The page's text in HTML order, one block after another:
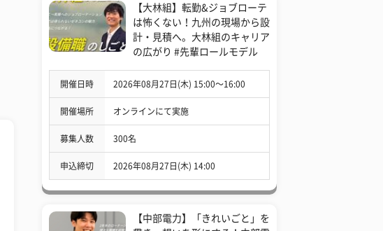
【大林組】転勤&ジョブローテ
は怖くない！九州の現場から設
計・見積へ。大林組のキャリア
の広がり #先輩ロールモデル
開催日時 2026年08月27日(木) 15:00〜16:00
開催場所 オンラインにて実施
募集人数 300名
申込締切 2026年08月27日(木) 14:00
【中部電力】「きれいごと」を